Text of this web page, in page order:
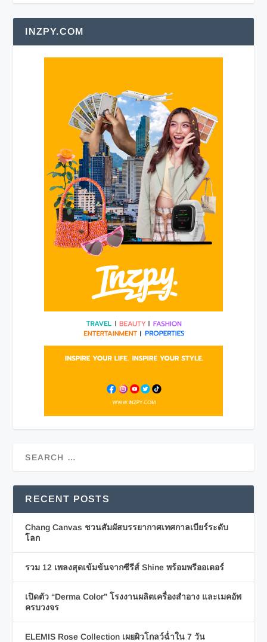
INZPY.COM
RECENT POSTS
Chang Canvas ชวนสัมผัสบรรยากาศเทศกาลเบียร์ระดับ
โลก
รวม 12 เพลงสุดเข้มข้นจากซีรีส์ Shine พร้อมพรีออเดอร์
เปิดตัว “Derma Color” โรงงานผลิตเครื่องสำอาง และเมคอัพ
ครบวงจร
ELEMIS Rose Collection เผยผิวโกลว์ฉ่ำใน 7 วัน